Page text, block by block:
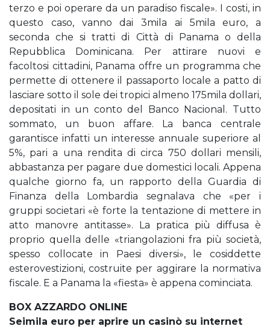
terzo e poi operare da un paradiso fiscale». I costi, in
questo caso, vanno dai 3mila ai 5mila euro, a
seconda che si tratti di Città di Panama o della
Repubblica Dominicana. Per attirare nuovi e
facoltosi cittadini, Panama offre un programma che
permette di ottenere il passaporto locale a patto di
lasciare sotto il sole dei tropici almeno 175mila dollari,
depositati in un conto del Banco Nacional. Tutto
sommato, un buon affare. La banca centrale
garantisce infatti un interesse annuale superiore al
5%, pari a una rendita di circa 750 dollari mensili,
abbastanza per pagare due domestici locali. Appena
qualche giorno fa, un rapporto della Guardia di
Finanza della Lombardia segnalava che «per i
gruppi societari «è forte la tentazione di mettere in
atto manovre antitasse». La pratica più diffusa è
proprio quella delle «triangolazioni fra più società,
spesso collocate in Paesi diversi», le cosiddette
esterovestizioni, costruite per aggirare la normativa
fiscale. E a Panama la «fiesta» è appena cominciata.
BOX AZZARDO ONLINE
Seimila euro per aprire un casinò su internet